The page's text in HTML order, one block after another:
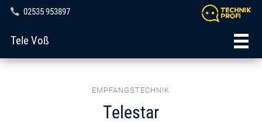
02535 953897
Tele Voß
EMPFANGSTECHNIK
Telestar